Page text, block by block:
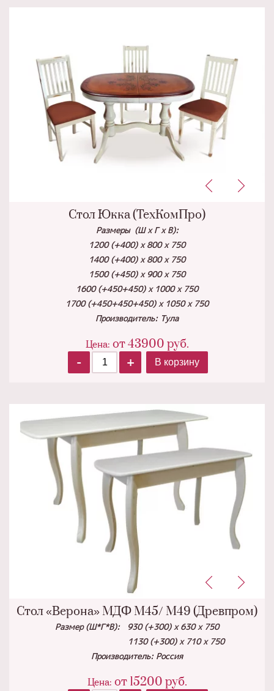
Стол Юкка (ТехКомПро)
Размеры (Ш х Г х В):
1200 (+400) х 800 х 750
1400 (+400) х 800 х 750
1500 (+450) х 900 х 750
1600 (+450+450) х 1000 х 750
1700 (+450+450+450) х 1050 х 750
Производитель: Тула
Цена: от43900 руб.
-
+ В корзину
Стол «Верона» МДФ М45/ М49 (Древпром)
Размер (Ш*Г*В): 930 (+300) х 630 х 750
1130 (+300) х 710 х 750
Производитель: Россия
Цена: от 15200 руб.